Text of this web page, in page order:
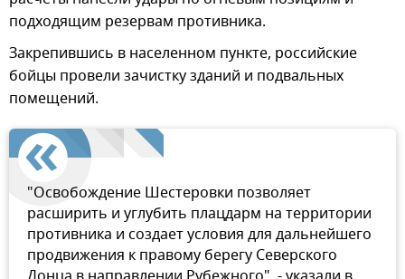
подходящим резервам противника.
Закрепившись в населенном пункте, российские
бойцы провели зачистку зданий и подвальных
помещений.
"Освобождение Шестеровки позволяет
расширить и углубить плацдарм на территории
противника и создает условия для дальнейшего
продвижения к правому берегу Северского